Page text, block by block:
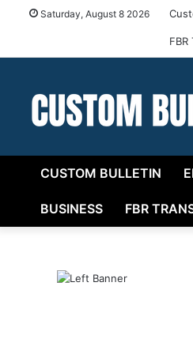
Saturday, August 8 2026
CUSTOM BULLETIN
BUSINESS FBR